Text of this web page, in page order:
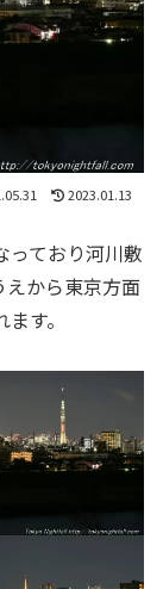
2023.01.13
っており河川敷
えから東京方面
す。